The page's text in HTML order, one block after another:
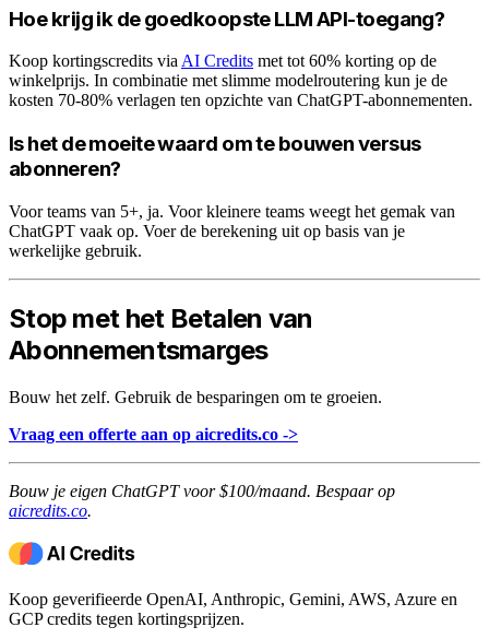
Hoe krijg ik de goedkoopste LLM API-toegang?
Koop kortingscredits via AI Credits met tot 60% korting op de
winkelprijs. In combinatie met slimme modelroutering kun je de
kosten 70-80% verlagen ten opzichte van ChatGPT-abonnementen.
Is het de moeite waard om te bouwen versus
abonneren?
Voor teams van 5+, ja. Voor kleinere teams weegt het gemak van
ChatGPT vaak op. Voer de berekening uit op basis van je
werkelijke gebruik.
Stop met het Betalen van
Abonnementsmarges
Bouw het zelf. Gebruik de besparingen om te groeien.
Vraag een offerte aan op aicredits.co ->
Bouw je eigen ChatGPT voor $100/maand. Bespaar op
aicredits.co.
Koop geverifieerde OpenAI, Anthropic, Gemini, AWS, Azure en
GCP credits tegen kortingsprijzen.